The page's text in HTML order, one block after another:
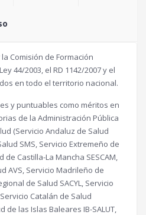
Comisión de Formación
44/2003, el RD 1142/2007 y el
en todo el territorio nacional.
y puntuables como méritos en
de la Administración Pública
(Servicio Andaluz de Salud
SMS, Servicio Extremeño de
de Castilla-La Mancha SESCAM,
AVS, Servicio Madrileño de
de Salud SACYL, Servicio
Catalán de Salud
de las Islas Baleares IB-SALUT,